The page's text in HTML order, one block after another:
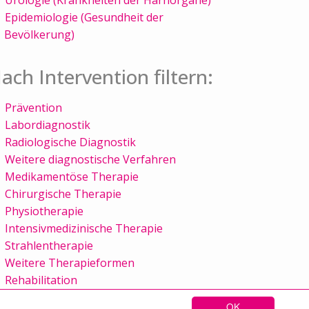
OK
Epidemiologie (Gesundheit der
Bevölkerung)
Intervention filtern:
Prävention
Labordiagnostik
Radiologische Diagnostik
Weitere diagnostische Verfahren
Medikamentöse Therapie
Chirurgische Therapie
Physiotherapie
Intensivmedizinische Therapie
Strahlentherapie
Weitere Therapieformen
Rehabilitation